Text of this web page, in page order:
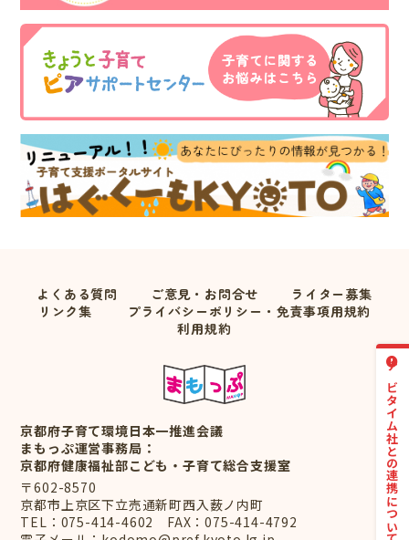
よくある質問 ご意見・お問合せ
ライター募集
リンク集
プライバシーポリシー・免責事項用規約
利用規約
京都府子育て環境日本一推進会議
まもっぷ運営事務局：
京都府健康福祉部こども・子育て総合支援室
〒602-8570
京都市上京区下立売通新町西入薮ノ内町
TEL： 075-414-4602
FAX：075-414-4792
ナビタイム社との連携について